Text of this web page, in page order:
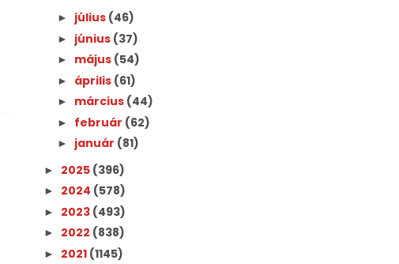
► július (46)
► június (37)
► május (54)
► április (61)
► március (44)
► február (62)
► január (81)
► 2025 (396)
► 2024 (578)
► 2023 (493)
► 2022 (838)
► 2021 (1145)